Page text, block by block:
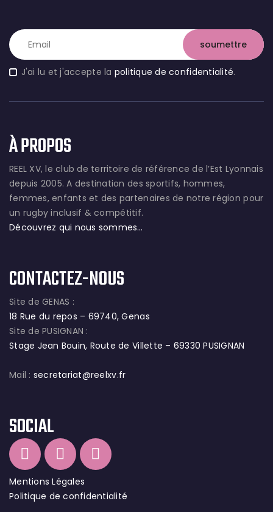
J'ai lu et j'accepte la politique de confidentialité.
À PROPOS
REEL XV, le club de territoire de référence de l’Est Lyonnais
depuis 2005. A destination des sportifs, hommes,
femmes, enfants et des partenaires de notre région pour
un rugby inclusif & compétitif.
Découvrez qui nous sommes…
CONTACTEZ-NOUS
Site de GENAS :
18 Rue du repos – 69740, Genas
Site de PUSIGNAN :
Stage Jean Bouin, Route de Villette – 69330 PUSIGNAN
Mail : secretariat@reelxv.fr
SOCIAL
Mentions Légales
Politique de confidentialité